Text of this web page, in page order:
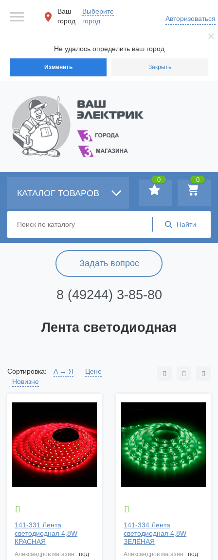
Не удалось определить ваш город
Изменить Закрыть
Ваш
город
Выберите
город
Авторизоваться
Задать вопрос
8 (49244) 3-85-80
КАТАЛОГ ТОВАРОВ
0
0
Лента светодиодная
Сортировка: А → Я
Цене
Новизне

141-331 Лента
светодиодная 4,8W
КРАСНАЯ
александров магазин : под

141-334 Лента
светодиодная 4,8W
ЗЕЛЁНАЯ
александров магазин : под